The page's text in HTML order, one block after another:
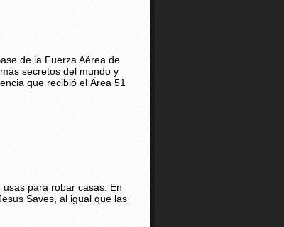
de la Fuerza Aérea de
secretos del mundo y
que recibió el Área 51
para robar casas. En
Saves, al igual que las